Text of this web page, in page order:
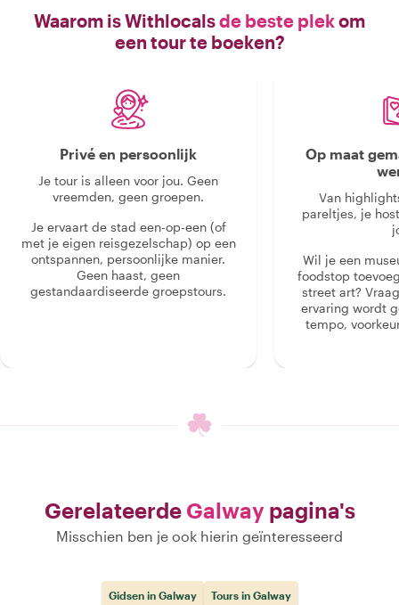
Waarom is Withlocalsde beste plekom
een tour te boeken?
Privé en persoonlijk
Je tour is alleen voor jou. Geen
vreemden, geen groepen.
Je ervaart de stad een-op-een (of
met je eigen reisgezelschap) op een
ontspannen, persoonlijke manier.
Geen haast, geen
gestandaardiseerde groepstours.
Op maat
Van
pareltjes, je
Wil je een
foodstop
street art?
ervaring wordt
tempo,
Gerelateerde Galway pagina's
Misschien ben je ook hierin geïnteresseerd
Gidsen in Galway Tours in Galway